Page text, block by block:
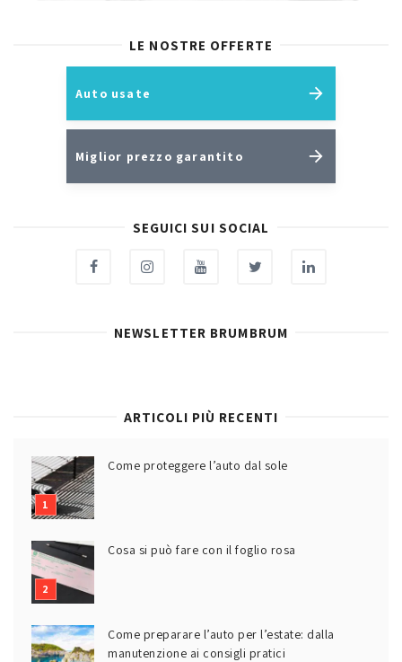
LE NOSTRE OFFERTE
Auto usate
Miglior prezzo garantito
SEGUICI SUI SOCIAL
NEWSLETTER BRUMBRUM
ARTICOLI PIÙ RECENTI
Come proteggere l’auto dal sole
Cosa si può fare con il foglio rosa
Come preparare l’auto per l’estate: dalla
manutenzione ai consigli pratici